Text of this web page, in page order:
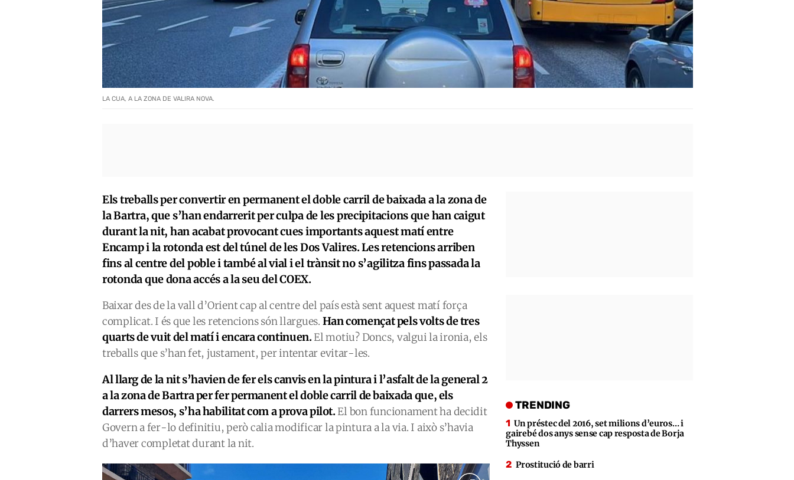
LA CUA, A LA ZONA DE VALIRA NOVA.
Els treballs per convertir en permanent el doble carril de baixada a la zona de
la Bartra, que s’han endarrerit per culpa de les precipitacions que han caigut
durant la nit, han acabat provocant cues importants aquest matí entre
Encamp i la rotonda est del túnel de les Dos Valires. Les retencions arriben
fins al centre del poble i també al vial i el trànsit no s’agilitza fins passada la
rotonda que dona accés a la seu del COEX.
Baixar des de la vall d’Orient cap al centre del país està sent aquest matí força
complicat. I és que les retencions són llargues. Han començat pels volts de tres
quarts de vuit del matí i encara continuen.El motiu? Doncs, valgui la ironia, els
treballs que s’han fet, justament, per intentar evitar-les.
Al llarg de la nit s’havien de fer els canvis en la pintura i l’asfalt de la general 2
a la zona de Bartra per fer permanent el doble carril de baixada que, els
darrers mesos, s’ha habilitat com a prova pilot.El bon funcionament ha decidit
Govern a fer-lo definitiu, però calia modificar la pintura a la via. I això s’havia
d’haver completat durant la nit.
TRENDING
Un préstec del 2016, set milions d’euros… i
gairebé dos anys sense cap resposta de Borja
Thyssen
Prostitució de barri